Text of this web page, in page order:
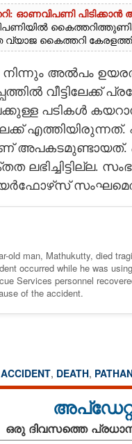
ഓണവിപണി
വ്യാജ കൈത്തറി
നിന്നും അൽപം
വീട്ടിലേക്ക്
പടികൾ
ലഭിച്ചിട്ടില്ല.
old man, Mathukutty, died
occurred while he was
Services personnel
of the accident.
, DEATH,
ഒരു ദിവസത്തെ